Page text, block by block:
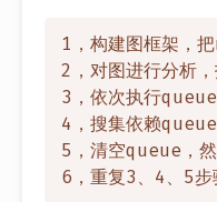
1，构建图框架，
2，对图进行分析
3，依次执行
4，搜集依赖
5，清空queue，